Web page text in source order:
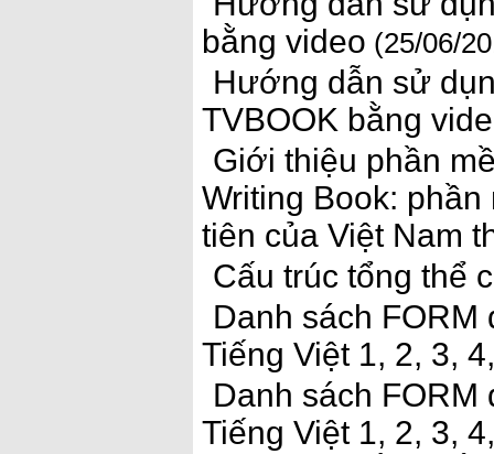
bằng video (25/06/
Hướng dẫn sử
TVBOOK bằng
Giới thiệu phần
Writing Book:
tiên của Việt Nam
Cấu trúc tổng thể
Danh sách
Tiếng Việt 1, 2, 3,
Danh sách
Tiếng Việt 1, 2, 3,